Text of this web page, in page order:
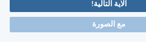
الاية التالية!
مع الصورة